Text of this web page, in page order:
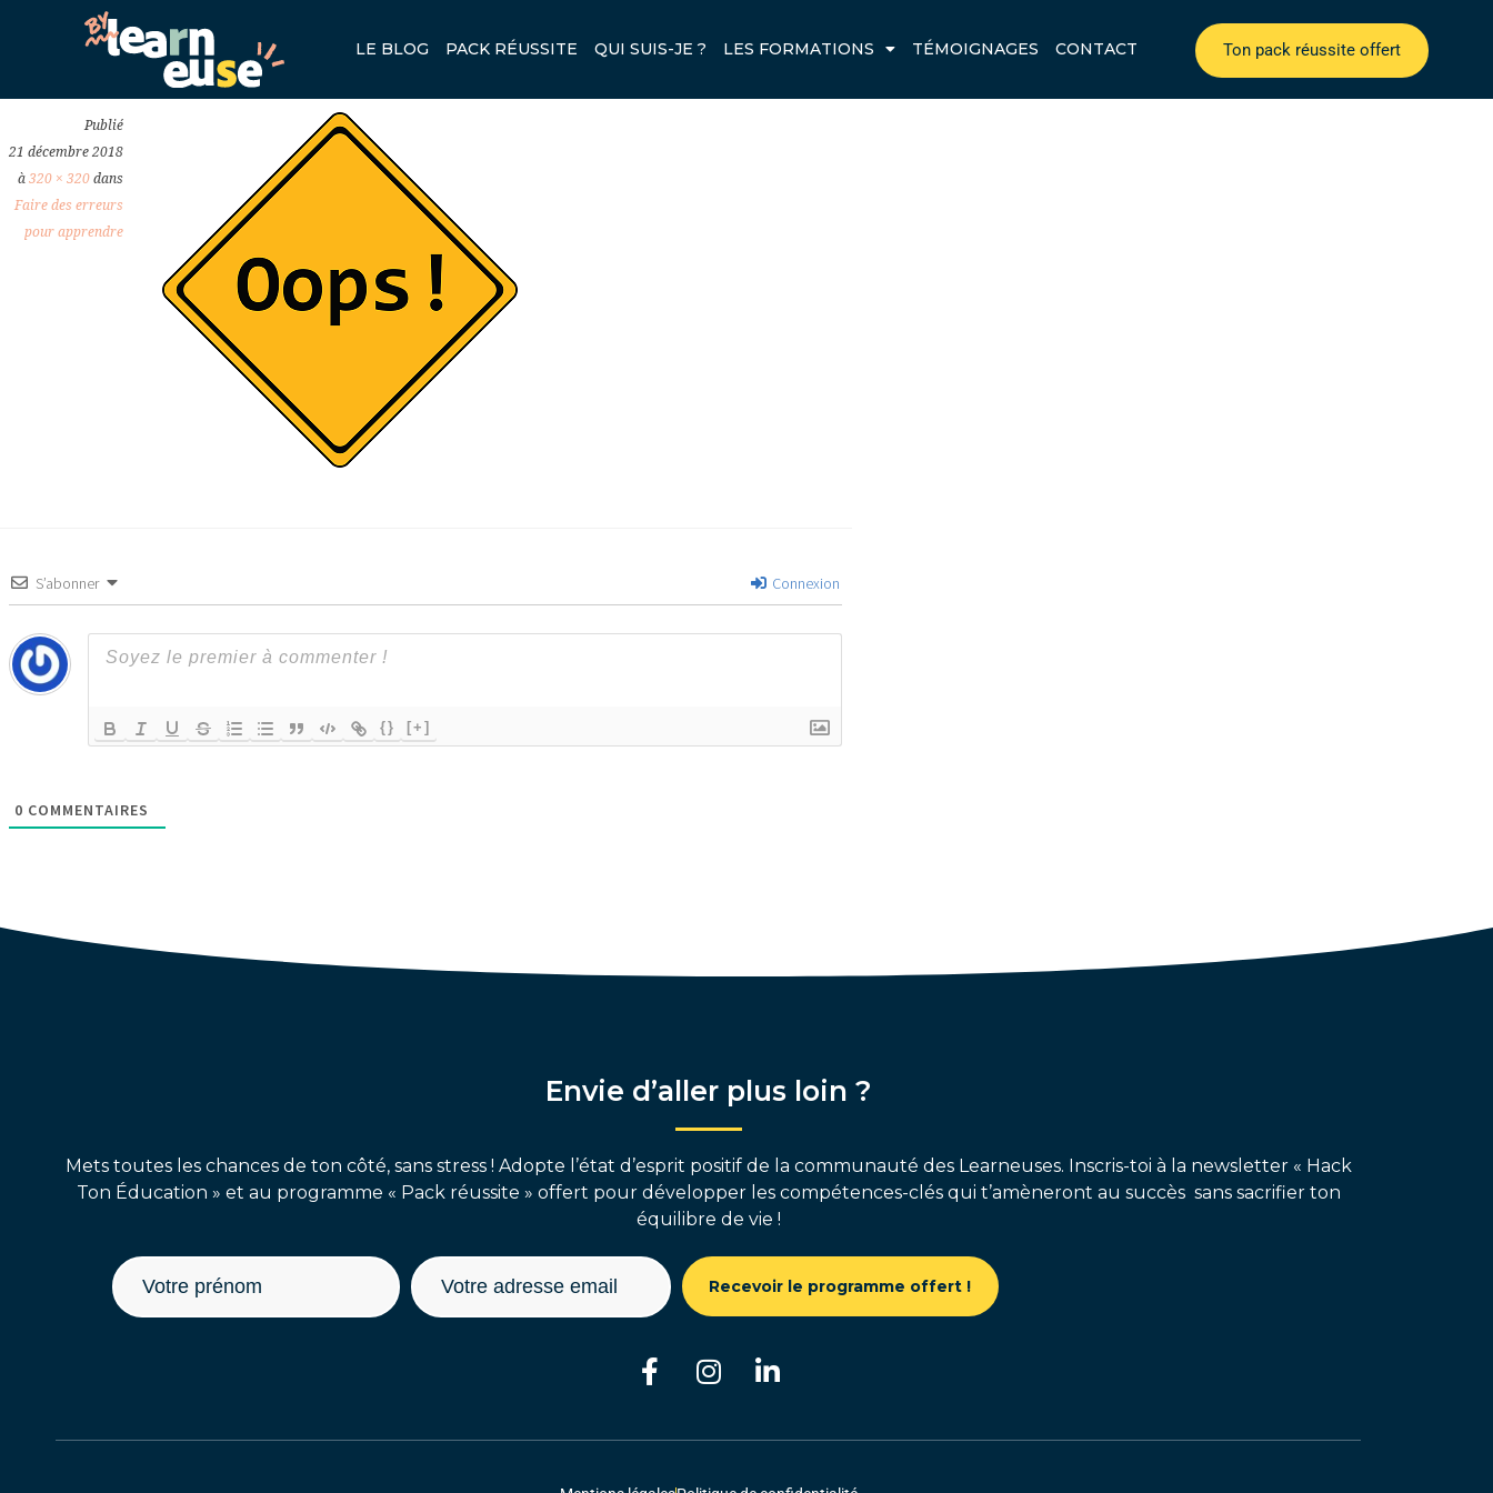
LE BLOG PACK RÉUSSITE QUI SUIS-JE ? LES FORMATIONS TÉMOIGNAGES CONTACT Ton pack réussite offert
Previous
Publié
21 décembre 2018
à 320 × 320 dans
Faire des erreurs
pour apprendre
S’abonner Connexion
{} [+]
0 COMMENTAIRES
Envie d’aller plus loin ?
Mets toutes les chances de ton côté, sans stress ! Adopte l’état d’esprit positif de la communauté des Learneuses. Inscris-toi à la newsletter « Hack
Ton Éducation » et au programme « Pack réussite » offert pour développer les compétences-clés qui t’amèneront au succès sans sacrifier ton
équilibre de vie !
Recevoir le programme offert !